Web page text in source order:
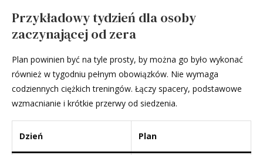
Przykładowy tydzień dla osoby
zaczynającej od zera
Plan powinien być na tyle prosty, by można go było wykonać
również w tygodniu pełnym obowiązków. Nie wymaga
codziennych ciężkich treningów. Łączy spacery, podstawowe
wzmacnianie i krótkie przerwy od siedzenia.
Dzień Plan